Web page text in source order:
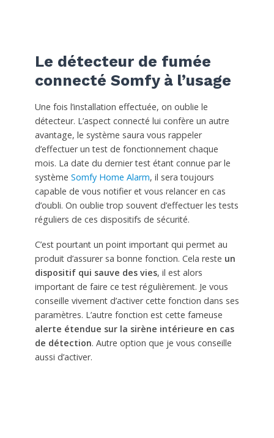
Le détecteur de fumée
connecté Somfy à l’usage
Une fois l’installation effectuée, on oublie le
détecteur. L’aspect connecté lui confère un autre
avantage, le système saura vous rappeler
d’effectuer un test de fonctionnement chaque
mois. La date du dernier test étant connue par le
système Somfy Home Alarm, il sera toujours
capable de vous notifier et vous relancer en cas
d’oubli. On oublie trop souvent d’effectuer les tests
réguliers de ces dispositifs de sécurité.
C’est pourtant un point important qui permet au
produit d’assurer sa bonne fonction. Cela reste un
dispositif qui sauve des vies, il est alors
important de faire ce test régulièrement. Je vous
conseille vivement d’activer cette fonction dans ses
paramètres. L’autre fonction est cette fameuse
alerte étendue sur la sirène intérieure en cas
de détection. Autre option que je vous conseille
aussi d’activer.